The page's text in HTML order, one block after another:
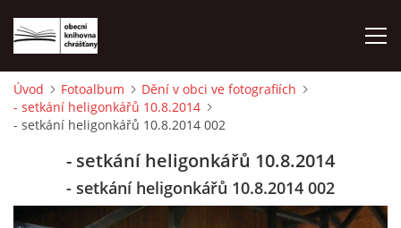
ÚVOD
LETNÍ KINO 2026
VÝPŮJČNÍ DOBA
Úvod Fotoalbum
Dění v obci ve fotografiích
- setkání heligonkářů 10.8.2014
- setkání heligonkářů 10.8.2014 002
- setkání heligonkářů 10.8.2014
- setkání heligonkářů 10.8.2014 002